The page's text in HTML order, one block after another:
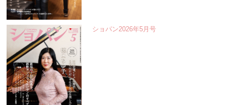
ショパン2026年5月号